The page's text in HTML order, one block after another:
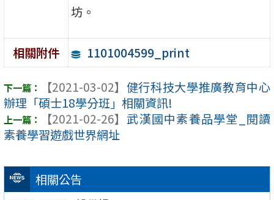
相關公告
坊。
相關附件 1101004599_print
【2021-03-02】 健行科技大學推廣教育中心
辦理「碩士18學分班」相關資訊!
【2021-02-26】 武漢國中素養品學堂_閱讀
素養學習遊戲世界網址